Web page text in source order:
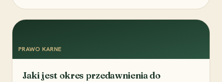
PRAWO KARNE
Jaki jest okres przedawnienia do